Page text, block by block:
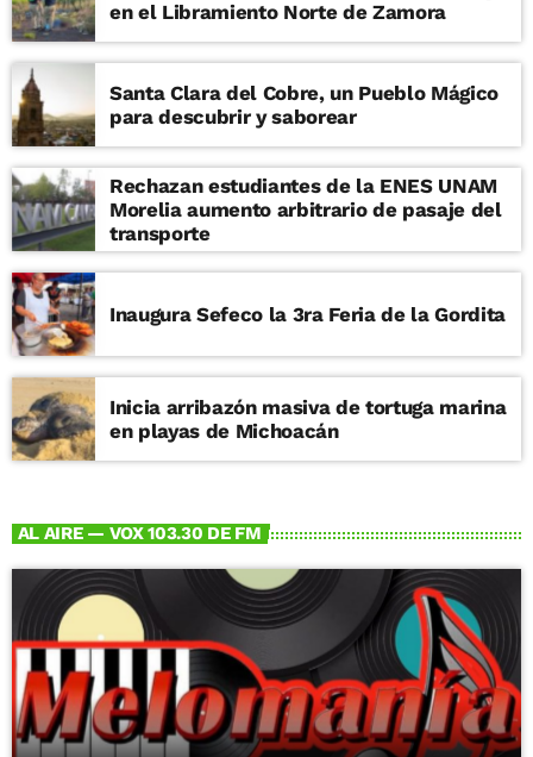
Acueducto, colonia Vasco de Quiroga, en
Morelia, Michoacán.
en el Libramiento Norte de Zamora
Santa Clara del Cobre, un Pueblo Mágico
para descubrir y saborear
Rechazan estudiantes de la ENES UNAM
Morelia aumento arbitrario de pasaje del
transporte
Inaugura Sefeco la 3ra Feria de la Gordita
Inicia arribazón masiva de tortuga marina
en playas de Michoacán
AL AIRE — VOX 103.30 DE FM